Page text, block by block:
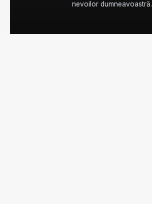
nevoilor dumneavoastră.